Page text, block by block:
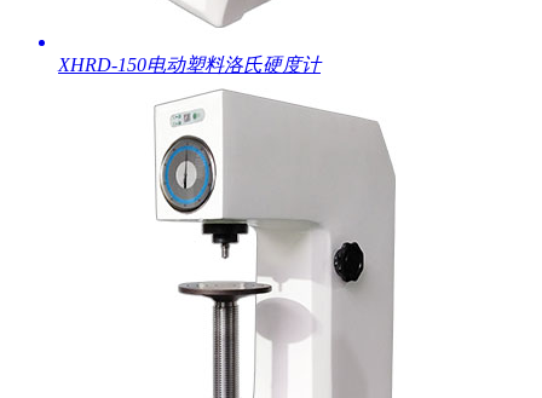
XHRD-150电动塑料洛氏硬度计